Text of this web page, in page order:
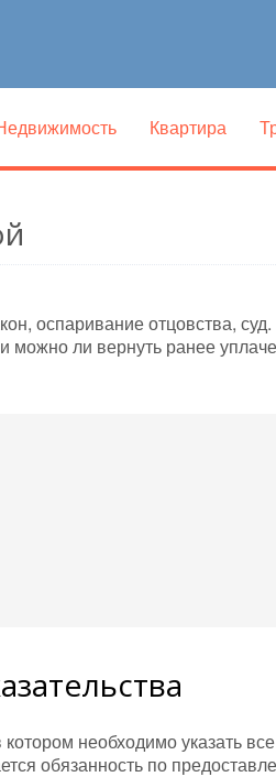
Квартира
оспаривание отцовства,
можно ли вернуть ранее
необходимо указать все
обязанность по